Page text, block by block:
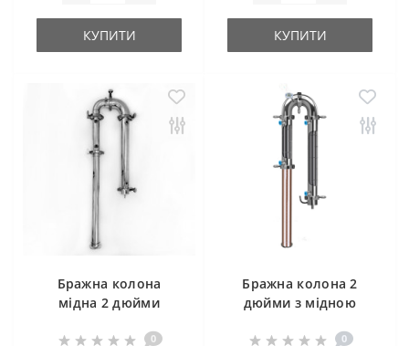
КУПИТИ КУПИТИ
Бражна колона
мідна 2 дюйми
0
Бражна колона 2
дюйми з мідною
0